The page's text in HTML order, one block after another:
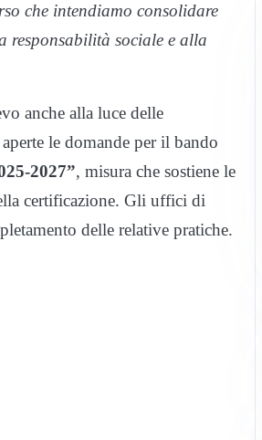
che intendiamo consolidare
responsabilità sociale e alla
anche alla luce delle
le domande per il bando
2027”, misura che sostiene le
certificazione. Gli uffici di
delle relative pratiche.